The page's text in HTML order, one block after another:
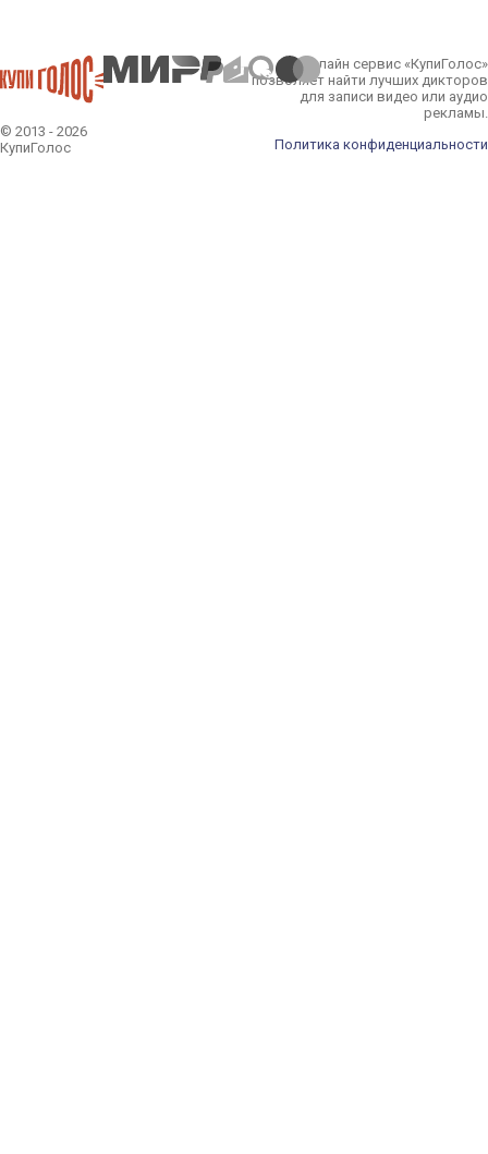
© 2013 - 2026
КупиГолос
Онлайн сервис «КупиГолос»
позволяет найти лучших дикторов
для записи видео или аудио
рекламы.
Политика конфиденциальности